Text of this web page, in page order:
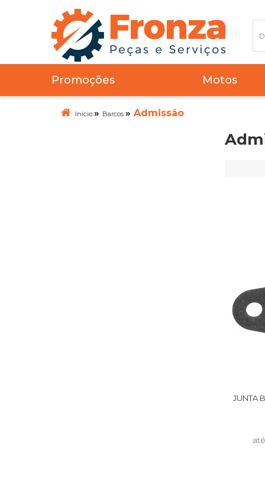
Promoções Motos
Início » Barcos » Admissão
JUNTA
até